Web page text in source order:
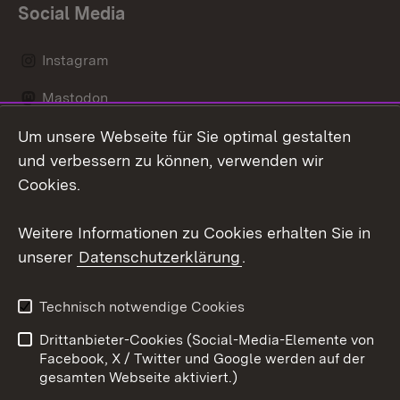
Social Media
Instagram
Mastodon
Messenger
Kontakt
Impressum
Cookies
Um unsere Webseite für Sie optimal gestalten
und verbessern zu können, verwenden wir
Cookies.
Weitere Informationen zu Cookies erhalten Sie in
unserer Datenschutzerklärung.
Technisch notwendige Cookies
Drittanbieter-Cookies (Social-Media-Elemente von
Facebook, X / Twitter und Google werden auf der
gesamten Webseite aktiviert.)